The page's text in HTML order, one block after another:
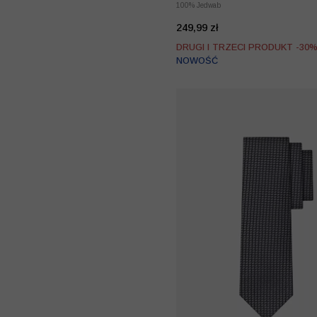
100% Jedwab
249,99 zł
DRUGI I TRZECI PRODUKT -30%
NOWOŚĆ